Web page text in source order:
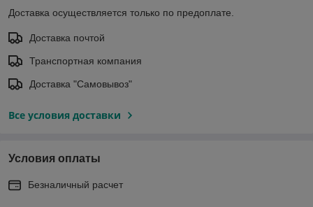
Доставка осуществляется только по предоплате.
Доставка почтой
Транспортная компания
Доставка "Самовывоз"
Все условия доставки
Условия оплаты
Безналичный расчет